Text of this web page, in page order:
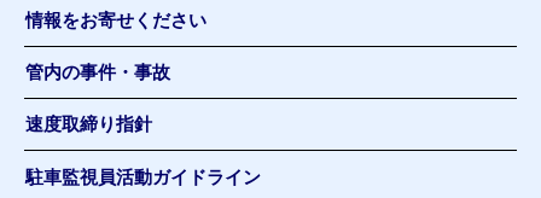
情報をお寄せください
管内の事件・事故
速度取締り指針
駐車監視員活動ガイドライン